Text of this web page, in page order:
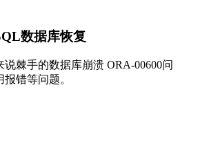
数据库恢复
棘手的数据库崩溃 ORA-00600问
错等问题。